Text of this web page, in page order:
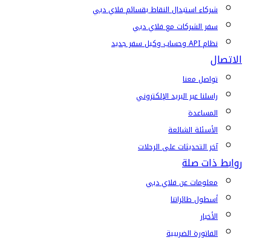
شركاء استبدال النقاط بقسائم فلاي دبي
سفر الشركات مع فلاي دبي
نظام API وحساب وكيل سفر جديد
الاتصال
تواصل معنا
راسلنا عبر البريد الإلكتروني
المساعدة
الأسئلة الشائعة
آخر التحديثات على الرحلات
روابط ذات صلة
معلومات عن فلاي دبي
أسطول طائراتنا
الأخبار
الفاتورة الضريبية